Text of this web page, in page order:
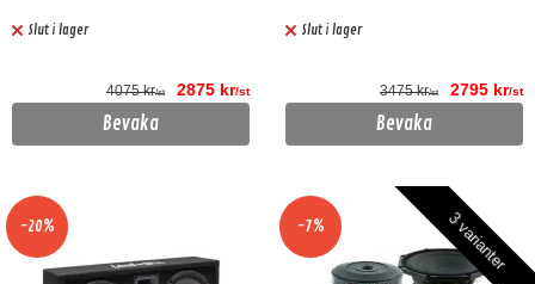
Slut i lager
4075 kr/st 2875 kr/st
Bevaka
Slut i lager
3475 kr/st 2795 kr/st
Bevaka
-20% 3 varianter
-7%